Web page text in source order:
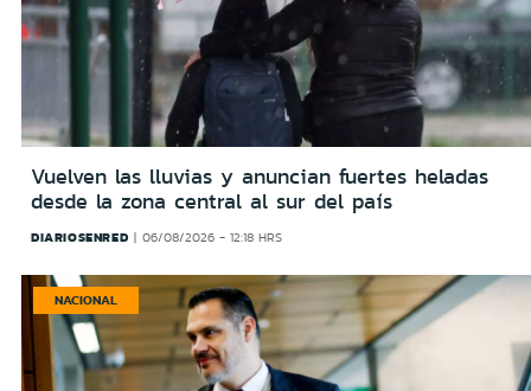
Vuelven las lluvias y anuncian fuertes heladas
desde la zona central al sur del país
DIARIOSENRED 06/08/2026 - 12:18 HRS
NACIONAL